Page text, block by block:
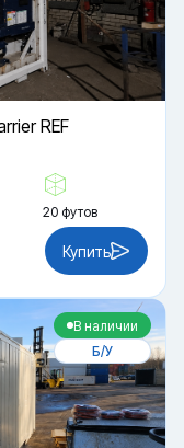
REF
20 футов
Купить
В наличии
Б/У